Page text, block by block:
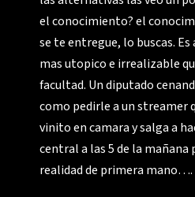
el conocimiento? el
se te entregue, lo buscas.
mas utopico e irrealizable
facultad. Un diputado
como pedirle a un streamer
vinito en camara y salga a
central a las 5 de la mañana
realidad de primera mano….